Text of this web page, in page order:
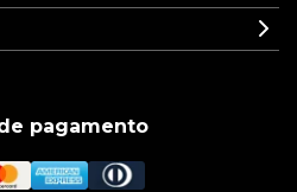
pagamento